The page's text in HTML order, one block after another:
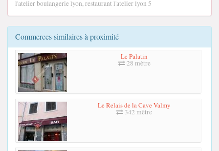
l'atelier boulangerie lyon, restaurant l'atelier lyon 5
Commerces similaires à proximité
Le Palatin
28 mètre
Le Relais de la Cave Valmy
342 mètre